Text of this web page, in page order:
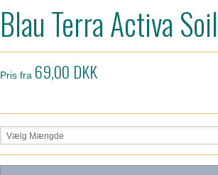
Blau Terra Activa
Pris fra 69,00 DKK
Vælg Mængde